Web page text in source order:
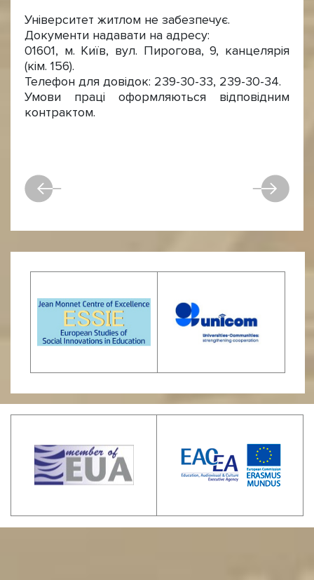
Університет житлом не забезпечує.
Документи надавати на адресу:
01601, м. Київ, вул. Пирогова, 9, канцелярія
(кім. 156).
Телефон для довідок: 239-30-33, 239-30-34.
Умови праці оформляються відповідним
контрактом.